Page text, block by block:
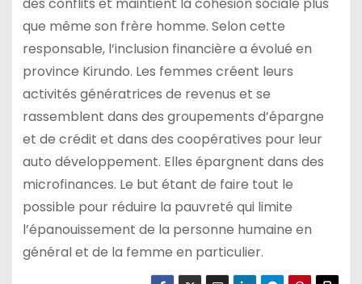
des conflits et maintient la cohésion sociale plus
que même son frère homme. Selon cette
responsable, l’inclusion financière a évolué en
province Kirundo. Les femmes créent leurs
activités génératrices de revenus et se
rassemblent dans des groupements d’épargne
et de crédit et dans des coopératives pour leur
auto développement. Elles épargnent dans des
microfinances. Le but étant de faire tout le
possible pour réduire la pauvreté qui limite
l’épanouissement de la personne humaine en
général et de la femme en particulier.